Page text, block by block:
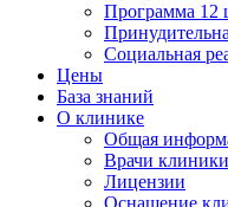
Программа 12
Социальная
Цены
База знаний
О клинике
Общая
Врачи клиники
Лицензии
Оснащение